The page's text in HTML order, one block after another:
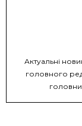
Актуальні
головного